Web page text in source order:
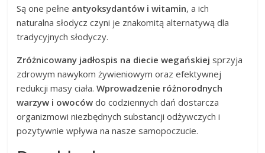
Są one pełne antyoksydantów i witamin, a ich
naturalna słodycz czyni je znakomitą alternatywą dla
tradycyjnych słodyczy.
Zróżnicowany jadłospis na diecie wegańskiej sprzyja
zdrowym nawykom żywieniowym oraz efektywnej
redukcji masy ciała.Wprowadzenie różnorodnych
warzyw i owoców do codziennych dań dostarcza
organizmowi niezbędnych substancji odżywczych i
pozytywnie wpływa na nasze samopoczucie.